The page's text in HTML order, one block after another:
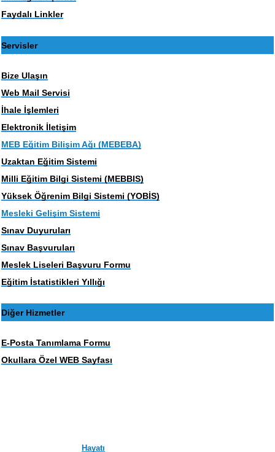
Faydalı Linkler
Servisler
Bize Ulaşın
Web Mail Servisi
İhale İşlemleri
Elektronik İletişim
MEB Eğitim Bilişim Ağı (MEBEBA)
Uzaktan Eğitim Sistemi
Milli Eğitim Bilgi Sistemi (MEBBIS)
Yüksek Öğrenim Bilgi Sistemi (YOBİS)
Mesleki Gelişim Sistemi
Sınav Duyuruları
Sınav Başvuruları
Meslek Liseleri Başvuru Formu
Eğitim İstatistikleri Yıllığı
Diğer Hizmetler
E-Posta Tanımlama Formu
Okullara Özel WEB Sayfası
Hayatı